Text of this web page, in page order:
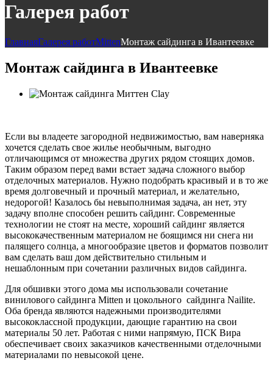
Галерея работ
ГлавнаяГалерея работMittenМонтаж сайдинга в Ивантеевке
Монтаж сайдинга в Ивантеевке
Если вы владеете загородной недвижимостью, вам наверняка
хочется сделать свое жилье необычным, выгодно
отличающимся от множества других рядом стоящих домов.
Таким образом перед вами встает задача сложного выбор
отделочных материалов. Нужно подобрать красивый и в то же
время долговечный и прочный материал, и желательно,
недорогой! Казалось бы невыполнимая задача, ан нет, эту
задачу вполне способен решить сайдинг. Современные
технологии не стоят на месте, хороший сайдинг является
высококачественным материалом не боящимся ни снега ни
палящего солнца, а многообразие цветов и форматов позволит
вам сделать ваш дом действительно стильным и
нешаблонным при сочетании различных видов сайдинга.
Для обшивки этого дома мы использовали сочетание
винилового сайдинга Mitten и цокольного сайдинга Nailite.
Оба бренда являются надежными производителями
высококлассной продукции, дающие гарантию на свои
материалы 50 лет. Работая с ними напрямую, ПСК Вира
обеспечивает своих заказчиков качественными отделочными
материалами по невысокой цене.